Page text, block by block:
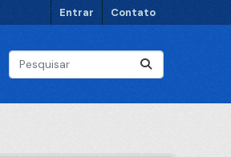
Entrar Contato